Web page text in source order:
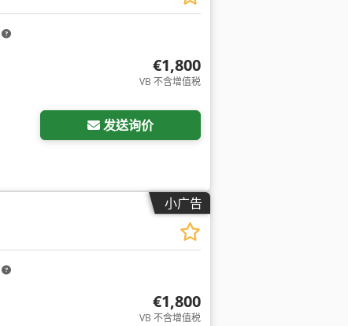
€1,800
VB 不含增值税
发送询价
小广告
€1,800
VB 不含增值税